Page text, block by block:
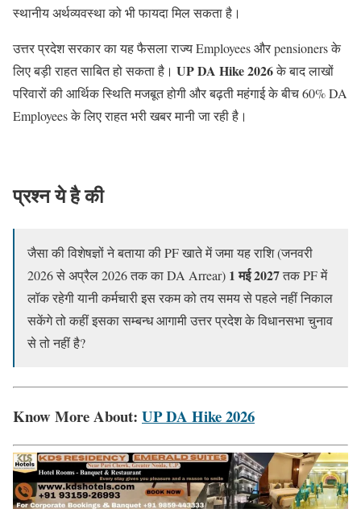
स्थानीय अर्थव्यवस्था को भी फायदा मिल सकता है।
उत्तर प्रदेश सरकार का यह फैसला राज्य Employees और pensioners के
लिए बड़ी राहत साबित हो सकता है। UP DA Hike 2026के बाद लाखों
परिवारों की आर्थिक स्थिति मजबूत होगी और बढ़ती महंगाई के बीच 60% DA
Employees के लिए राहत भरी खबर मानी जा रही है।
प्रश्न ये है की
जैसा की विशेषज्ञों ने बताया की PF खाते में जमा यह राशि (जनवरी
2026 से अप्रैल 2026 तक का DA Arrear) 1 मई 2027तक PF में
लॉक रहेगी यानी कर्मचारी इस रकम को तय समय से पहले नहीं निकाल
सकेंगे तो कहीं इसका सम्बन्ध आगामी उत्तर प्रदेश के विधानसभा चुनाव
से तो नहीं है?
Know More About: UP DA Hike 2026